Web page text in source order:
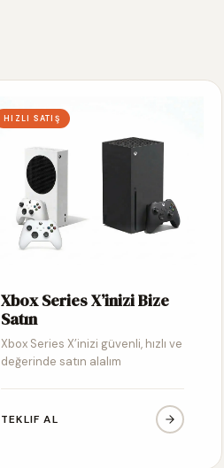
HIZLI SATIŞ
Xbox Series X’inizi Bize
Satın
Xbox Series X’inizi güvenli, hızlı ve
değerinde satın alalım
TEKLIF AL